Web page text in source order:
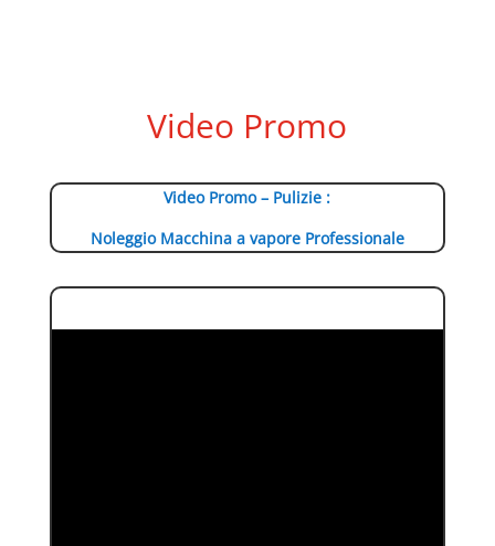
Video Promo
Video Promo – Pulizie :
Noleggio Macchina a vapore Professionale